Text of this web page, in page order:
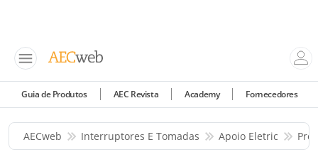
Guia de Produtos AEC Revista Academy Fornecedores
AECweb Interruptores E Tomadas Apoio Eletric